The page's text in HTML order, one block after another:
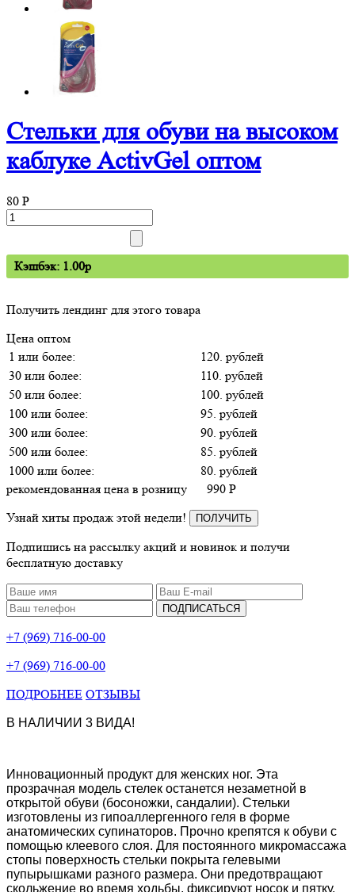
Стельки для обуви на высоком
каблуке ActivGel оптом
80 P
Кэшбэк: 1.00p
Получить лендинг для этого товара
Цена оптом
1 или более:
120. рублей
30 или более:
110. рублей
50 или более:
100. рублей
100 или более:
95. рублей
300 или более:
90. рублей
500 или более:
85. рублей
1000 или более:
80. рублей
рекомендованная цена в розницу
990 P
Узнай хиты продаж этой недели!
ПОЛУЧИТЬ
Подпишись на рассылку акций и новинок и получи
бесплатную доставку
ПОДПИСАТЬСЯ
+7 (969) 716-00-00
+7 (969) 716-00-00
ПОДРОБНЕЕ ОТЗЫВЫ
В НАЛИЧИИ 3 ВИДА!
Инновационный продукт для женских ног. Эта
прозрачная модель стелек останется незаметной в
открытой обуви (босоножки, сандалии). Стельки
изготовлены из гипоаллергенного геля в форме
анатомических супинаторов. Прочно крепятся к обуви с
помощью клеевого слоя. Для постоянного микромассажа
стопы поверхность стельки покрыта гелевыми
пупырышками разного размера. Они предотвращают
скольжение во время ходьбы, фиксируют носок и пятку,